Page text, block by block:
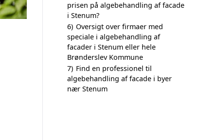
prisen på algebehandling af facade
i Stenum?
6) Oversigt over firmaer med
speciale i algebehandling af
facader i Stenum eller hele
Brønderslev Kommune
7) Find en professionel til
algebehandling af facade i byer
nær Stenum